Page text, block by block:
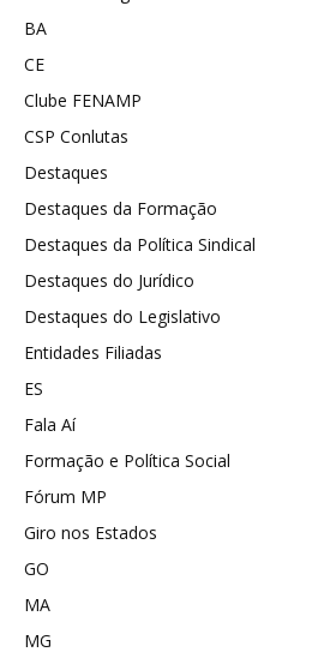
BA
CE
Clube FENAMP
CSP Conlutas
Destaques
Destaques da Formação
Destaques da Política Sindical
Destaques do Jurídico
Destaques do Legislativo
Entidades Filiadas
ES
Fala Aí
Formação e Política Social
Fórum MP
Giro nos Estados
GO
MA
MG